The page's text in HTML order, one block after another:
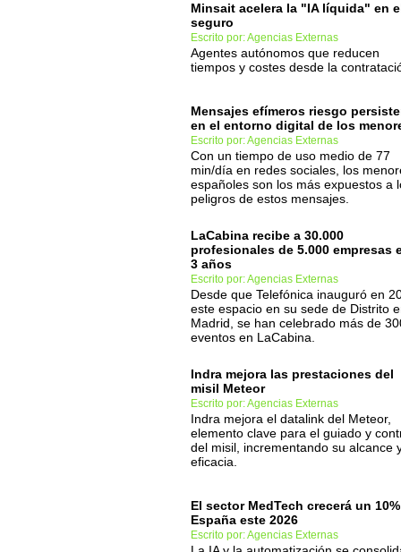
Minsait acelera la "IA líquida" en
seguro
Escrito por: Agencias Externas
Agentes autónomos que reducen
tiempos y costes desde la
Mensajes efímeros riesgo
en el entorno digital de los
Escrito por: Agencias Externas
Con un tiempo de uso medio de 77
min/día en redes sociales, los
españoles son los más expuestos a
peligros de estos mensajes.
LaCabina recibe a 30.000
profesionales de 5.000 empresas
3 años
Escrito por: Agencias Externas
Desde que Telefónica inauguró en
este espacio en su sede de Distrito
Madrid, se han celebrado más de
eventos en LaCabina.
Indra mejora las prestaciones del
misil Meteor
Escrito por: Agencias Externas
Indra mejora el datalink del Meteor,
elemento clave para el guiado y
del misil, incrementando su alcance
eficacia.
El sector MedTech crecerá un
España este 2026
Escrito por: Agencias Externas